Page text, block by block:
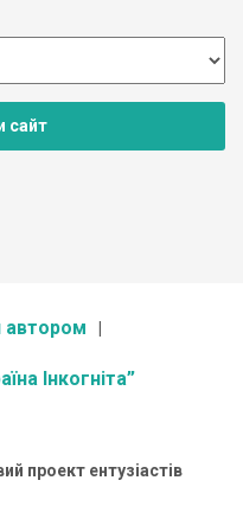
сайт
автором
Інкогніта”
проект ентузіастів